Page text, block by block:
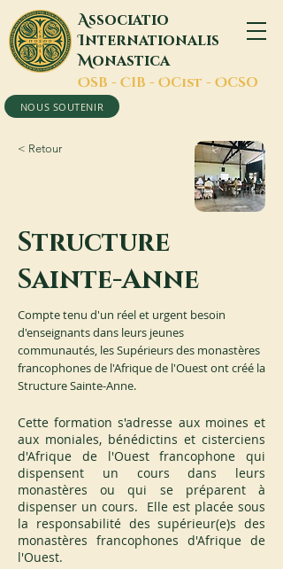
Associatio
Internationalis
Monastica
OSB - CIB - OCist - OCSO
NOUS SOUTENIR
< Retour
Structure
Sainte-Anne
Compte tenu d'un réel et urgent besoin
d'enseignants dans leurs jeunes
communautés, les Supérieurs des monastères
francophones de l'Afrique de l'Ouest ont créé la
Structure Sainte-Anne.
Cette formation s'adresse aux moines et
aux moniales, bénédictins et cisterciens
d'Afrique de l'Ouest francophone qui
dispensent un cours dans leurs
monastères ou qui se préparent à
dispenser un cours.  Elle est placée sous
la responsabilité des supérieur(e)s des
monastères francophones d'Afrique de
l'Ouest.